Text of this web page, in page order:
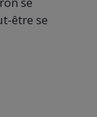
être se